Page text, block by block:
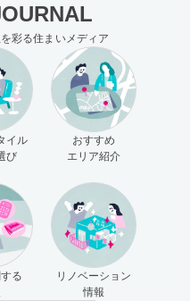
彩る住まいメディア
イル
び
おすすめ
エリア紹介
る
リノベーション
情報